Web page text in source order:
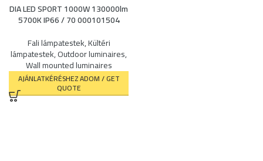
DIA LED SPORT 1000W 130000lm
5700K IP66 / 70 000101504
Fali lámpatestek,Kültéri
lámpatestek,Outdoor luminaires,
Wall mounted luminaires
AJÁNLATKÉRÉSHEZ ADOM / GET
QUOTE